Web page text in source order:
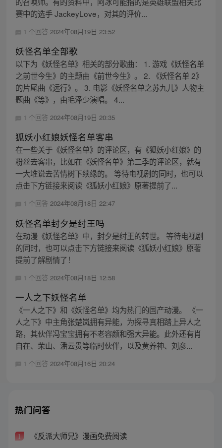
赛中的选手 JackeyLove，对其的评价...
1 个回答 2024年08月19日 23:52
妖怪名单全部歌
以下为《妖怪名单》相关的部分歌曲： 1. 游戏《妖怪名单
之前世今生》的主题曲《前世今生》。 2. 《妖怪名单 2》
的片尾曲《远行》。 3. 电影《妖怪名单之苏九儿》人物主
题曲《等》，由毛泽少演唱。 4...
1 个回答 2024年08月19日 20:35
狐妖小红娘妖怪名单客串
在一些关于《妖怪名单》的评论区，有《狐妖小红娘》的
粉丝去客串，比如在《妖怪名单》第二季的评论区，就有
一大堆说去苦情树下续缘的。 等待电视剧的同时，也可以
点击下方链接来阅读《狐妖小红娘》原著提前了...
1 个回答 2024年08月18日 22:47
妖怪名单封夕是纣王吗
在动漫《妖怪名单》中，封夕是纣王的转世。 等待电视剧
的同时，也可以点击下方链接来阅读《狐妖小红娘》原著
提前了解剧情了！
1 个回答 2024年08月18日 12:58
一人之下妖怪名单
《一人之下》和《妖怪名单》均为热门的国产动漫。 《一
人之下》中主角张楚岚拥有异能，为探寻真相踏上异人之
路，其伙伴冯宝宝拥有不老容颜和强大异能。此外还有肖
自在、荣山、潘云贵等临时伙伴，以及黄养神、刘彦...
1 个回答 2024年08月16日 20:24
热门问答
1 《反派大师兄》漫画免费阅读